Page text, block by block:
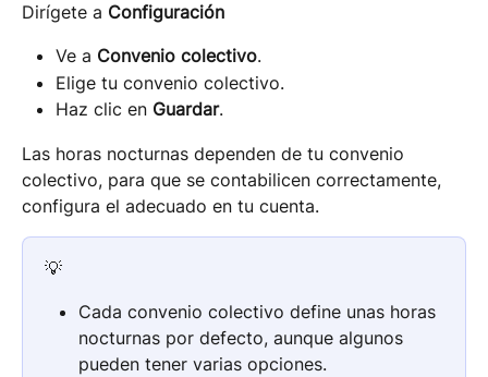
Dirígete a Configuración
Ve a Convenio colectivo.
Elige tu convenio colectivo.
Haz clic en Guardar.
Las horas nocturnas dependen de tu convenio
colectivo, para que se contabilicen correctamente,
configura el adecuado en tu cuenta.
💡
Cada convenio colectivo define unas horas
nocturnas por defecto, aunque algunos
pueden tener varias opciones.